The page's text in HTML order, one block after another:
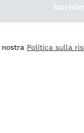
Politica sulla